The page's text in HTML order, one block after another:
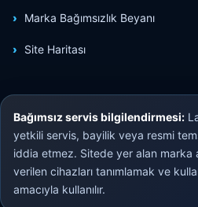
Marka Bağımsızlık Beyanı
Site Haritası
Bağımsız servis bilgilendirmesi:
yetkili servis, bayilik veya resmi
iddia etmez. Sitede yer alan marka
verilen cihazları tanımlamak ve
amacıyla kullanılır.